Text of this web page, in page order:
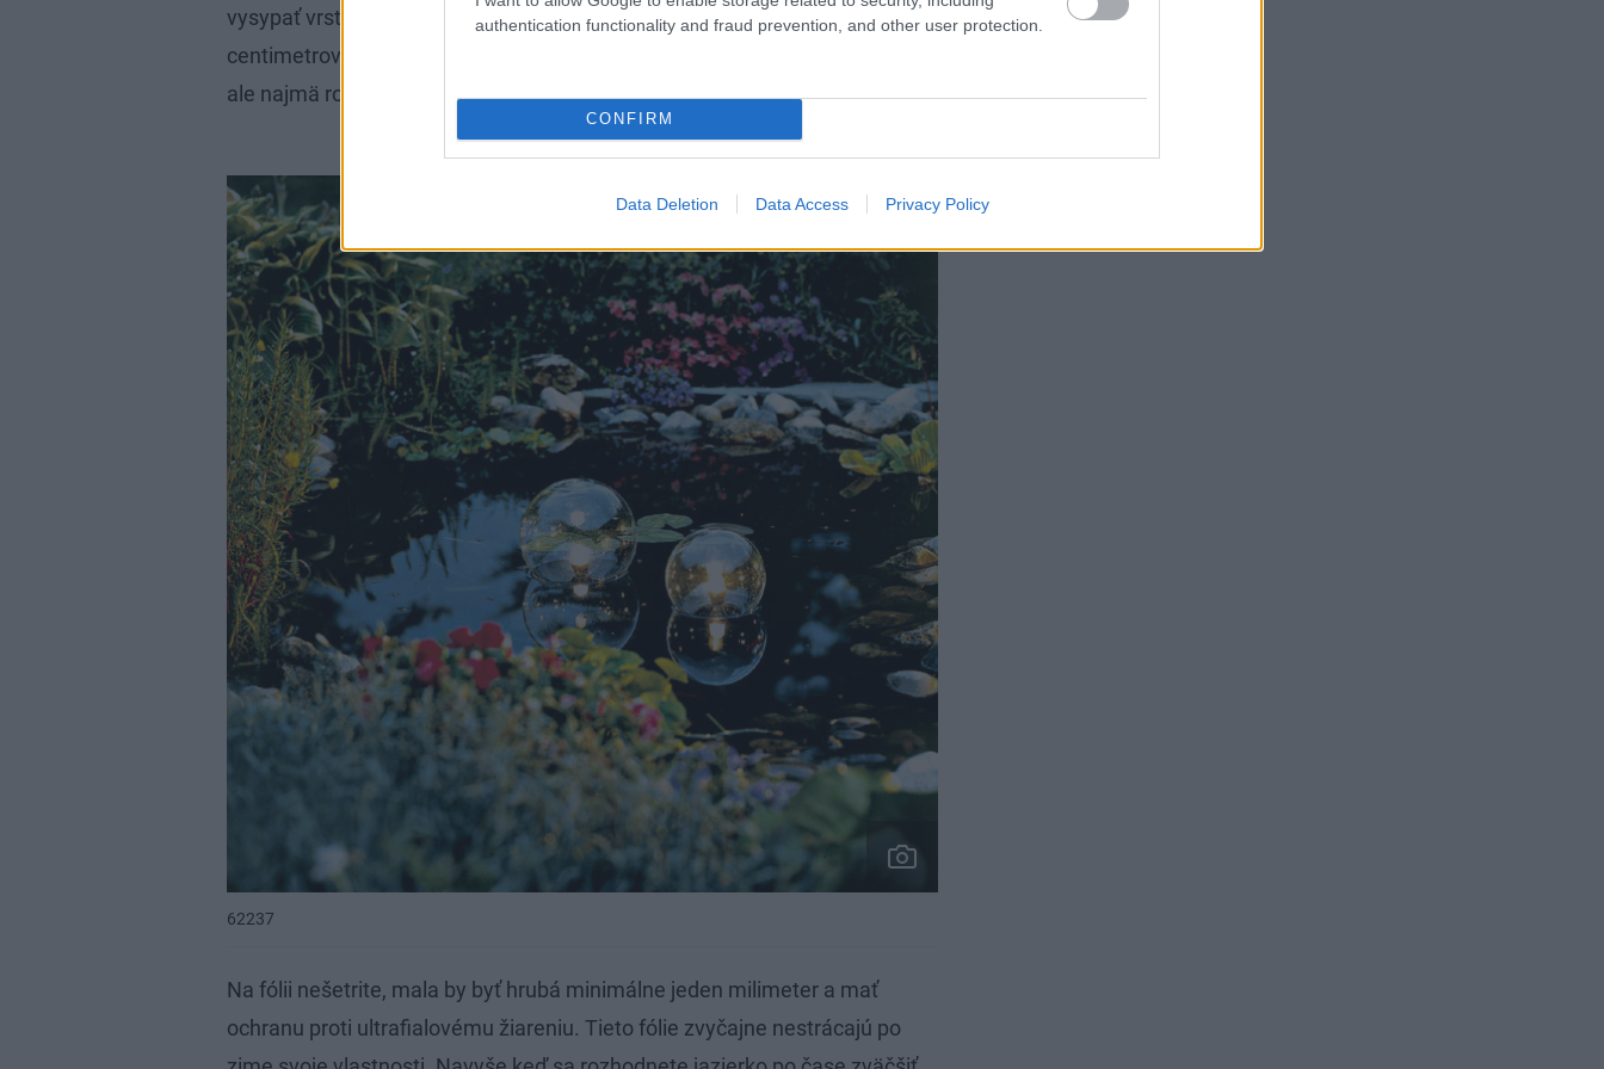
authentication functionality and fraud prevention, and other user protection.
CONFIRM
Data Deletion Data Access Privacy Policy
vysypať vrstvou piesku (jej hrúbka by mala byť minimálne päť až desať
centimetrov). Treba použiť aj geotextíliu, ktorá nemá len ochrannú funkciu,
ale najmä rozkladá tlak vyvíjaný na fóliu, čím zvyšuje jej životnosť.
62237
Na fólii nešetrite, mala by byť hrubá minimálne jeden milimeter a mať
ochranu proti ultrafialovému žiareniu. Tieto fólie zvyčajne nestrácajú po